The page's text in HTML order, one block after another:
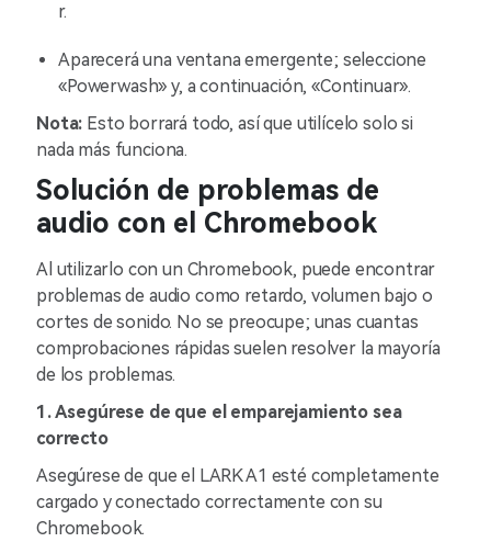
r.
Aparecerá una ventana emergente; seleccione
«Powerwash» y, a continuación, «Continuar».
Nota: Esto borrará todo, así que utilícelo solo si
nada más funciona.
Solución de problemas de
audio con el Chromebook
Al utilizarlo con un Chromebook, puede encontrar
problemas de audio como retardo, volumen bajo o
cortes de sonido. No se preocupe; unas cuantas
comprobaciones rápidas suelen resolver la mayoría
de los problemas.
1. Asegúrese de que el emparejamiento sea
correcto
Asegúrese de que el LARK A1 esté completamente
cargado y conectado correctamente con su
Chromebook.